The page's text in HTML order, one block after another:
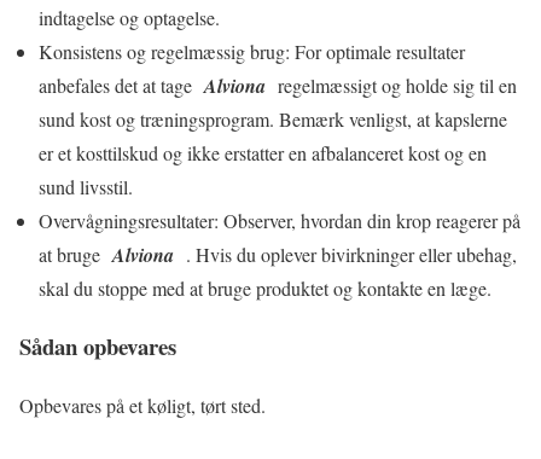
indtagelse og optagelse.
Konsistens og regelmæssig brug: For optimale resultater
anbefales det at tage Alviona regelmæssigt og holde sig til en
sund kost og træningsprogram. Bemærk venligst, at kapslerne
er et kosttilskud og ikke erstatter en afbalanceret kost og en
sund livsstil.
Overvågningsresultater: Observer, hvordan din krop reagerer på
at bruge Alviona . Hvis du oplever bivirkninger eller ubehag,
skal du stoppe med at bruge produktet og kontakte en læge.
Sådan opbevares
Opbevares på et køligt, tørt sted.